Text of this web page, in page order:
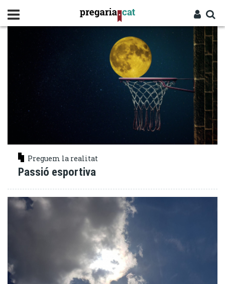
contingut
Entra
SACRIFICI
Preguem la realitat
Passió esportiva